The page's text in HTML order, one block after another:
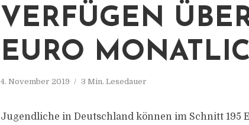
VERFÜGEN
EURO
4. November 2019 3 Min. Lesedauer
Jugendliche in Deutschland können im Schnitt 195